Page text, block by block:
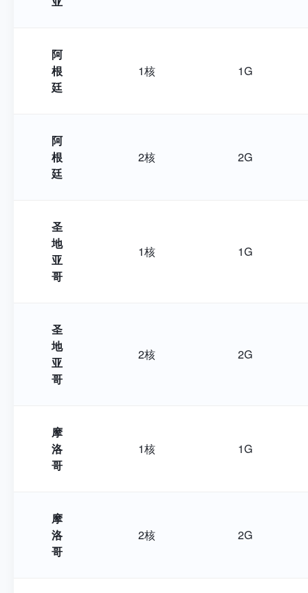
阿
根
廷
1核 1G
阿
根
廷
2核 2G
圣
地
亚
哥
1核 1G
圣
地
亚
哥
2核 2G
摩
洛
哥
1核 1G
摩
洛
哥
2核 2G